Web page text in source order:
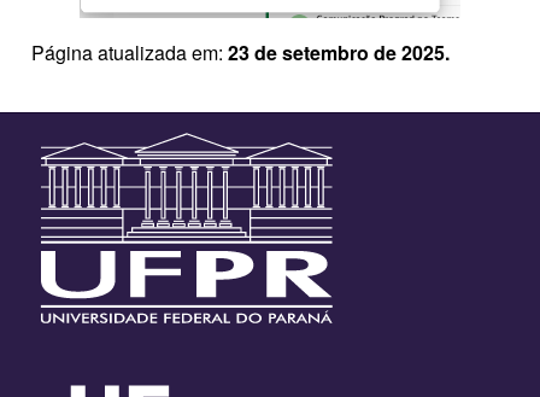
Página atualizada em: 23 de setembro de 2025.